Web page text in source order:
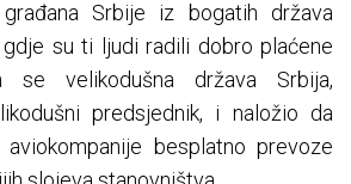
Srbije iz bogatih država
su ti ljudi radili dobro plaćene
se velikodušna država Srbija,
predsjednik, i naložio da
aviokompanije besplatno prevoze